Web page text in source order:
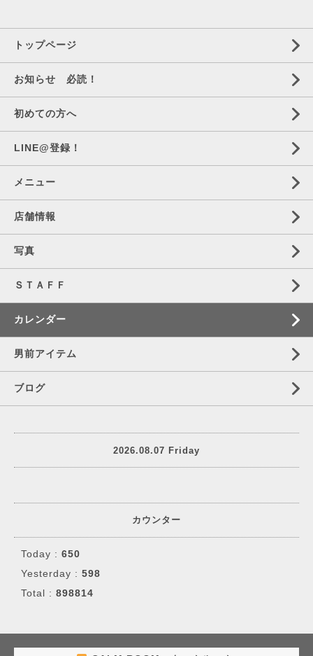
トップページ
お知らせ 必読！
初めての方へ
LINE@登録！
メニュー
店舗情報
写真
ＳＴＡＦＦ
カレンダー
男前アイテム
ブログ
2026.08.07 Friday
カウンター
Today : 650
Yesterday : 598
Total : 898814